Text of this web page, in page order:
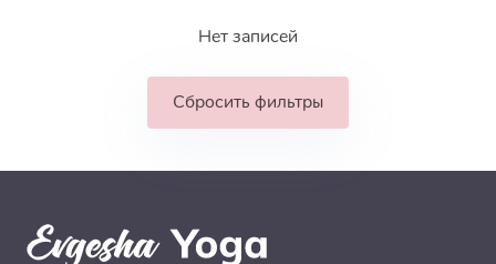
Нет записей
Сбросить фильтры